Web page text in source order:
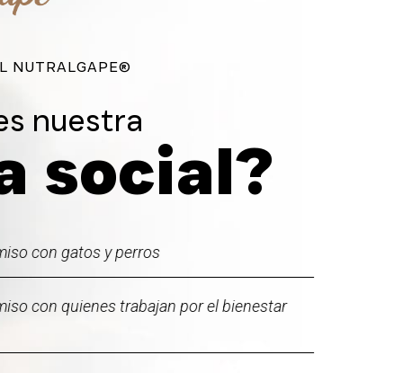
NUTRALGAPE®
nuestra
social?
con gatos y perros
con quienes trabajan por el bienestar